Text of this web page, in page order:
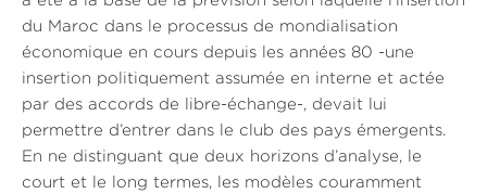
du Maroc dans le processus de mondialisation
économique en cours depuis les années 80 -une
insertion politiquement assumée en interne et actée
par des accords de libre-échange-, devait lui
permettre d’entrer dans le club des pays émergents.
En ne distinguant que deux horizons d’analyse, le
court et le long termes, les modèles couramment